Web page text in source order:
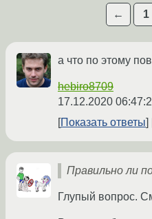
← 1
а что по этому
hebiro8709
17.12.2020
Показать ответы
Правильно ли
Глупый вопрос.